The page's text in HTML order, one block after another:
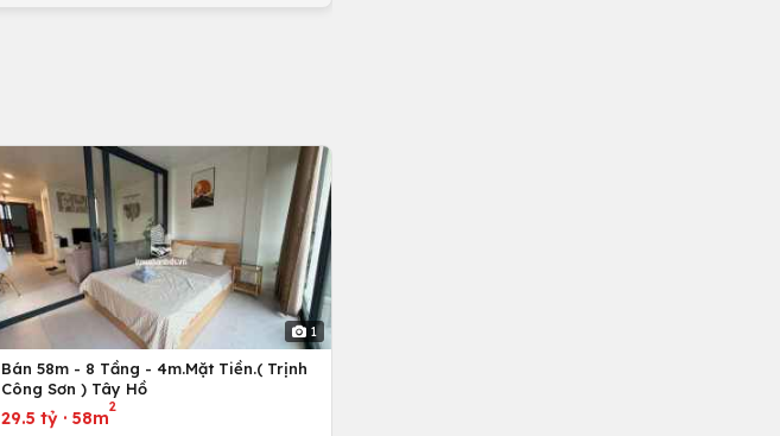
1
Bán 58m - 8 Tầng - 4m.Mặt Tiền.( Trịnh
Công Sơn ) Tây Hồ
29.5 tỷ· 58m
2